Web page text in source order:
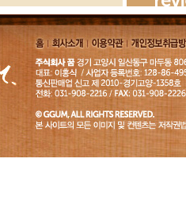
Review
홈
회사소
개
이용약
관
개인정보취급
침